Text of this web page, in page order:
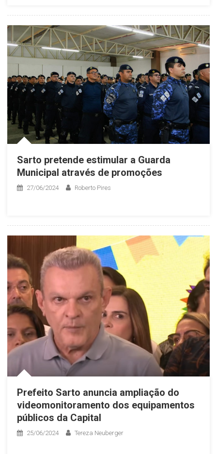
Sarto pretende estimular a Guarda
Municipal através de promoções
27/06/2024 Roberto Pires
Prefeito Sarto anuncia ampliação do
videomonitoramento dos equipamentos
públicos da Capital
25/06/2024 Tereza Neuberger